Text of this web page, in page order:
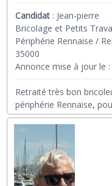
Candidat : Jean-pierre
Bricolage et Petits
Périphérie Rennaise /
35000
Annonce mise à jour le :
Retraité très bon
périphérie Rennaise,